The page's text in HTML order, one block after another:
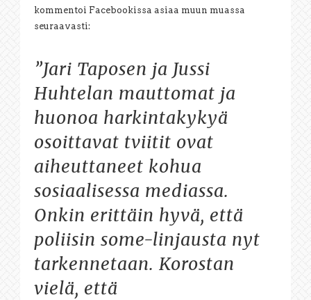
kommentoi Facebookissa asiaa muun muassa
seuraavasti:
”Jari Taposen ja Jussi
Huhtelan mauttomat ja
huonoa harkintakykyä
osoittavat tviitit ovat
aiheuttaneet kohua
sosiaalisessa mediassa.
Onkin erittäin hyvä, että
poliisin some-linjausta nyt
tarkennetaan. Korostan
vielä, että